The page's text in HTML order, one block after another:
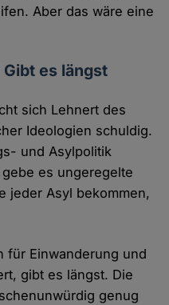
Aber das wäre eine
es längst
sich Lehnert des
Ideologien schuldig.
und Asylpolitik
es ungeregelte
jeder Asyl bekommen,
für Einwanderung und
gibt es längst. Die
genug